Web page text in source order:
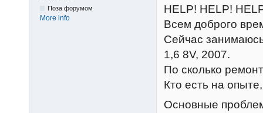
Поза форумом
More info
HELP! HELP!
Всем доброго
Сейчас
1,6 8V, 2007.
По сколько
Кто есть на
Основные